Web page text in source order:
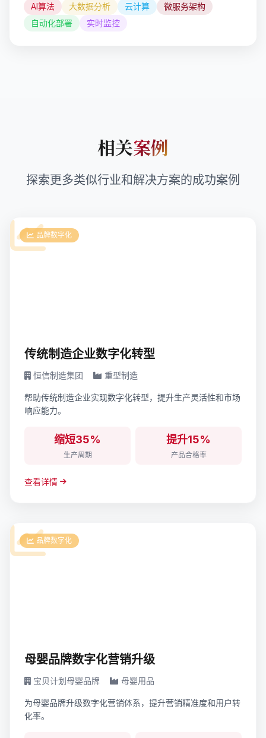
AI算法 大数据分析 云计算
微服务架构
自动化部署
实时监控
相关案例
探索更多类似行业和解决方案的成功案例
品牌数字化
传统制造企业数字化转型
恒信制造集团 重型制造
帮助传统制造企业实现数字化转型，提升生产灵活性和市场
响应能力。
缩短35%
生产周期
提升15%
产品合格率
查看详情
品牌数字化
母婴品牌数字化营销升级
宝贝计划母婴品牌 母婴用品
为母婴品牌升级数字化营销体系，提升营销精准度和用户转
化率。